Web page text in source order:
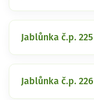
Jablůnka č.p. 225
Jablůnka č.p. 226